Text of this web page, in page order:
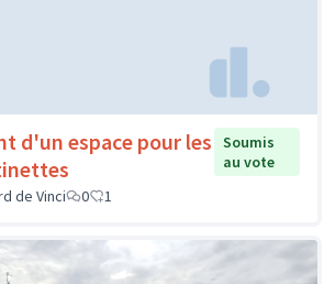
d'un espace pour les
Soumis
au vote
de Vinci
0 1